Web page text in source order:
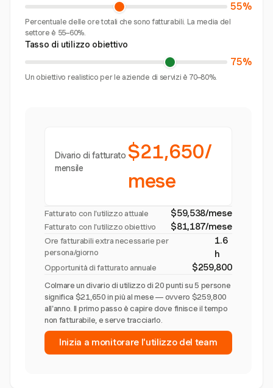
55%
Percentuale delle ore totali che sono fatturabili. La media del
settore è 55–60%.
Tasso di utilizzo obiettivo
75%
Un obiettivo realistico per le aziende di servizi è 70–80%.
Divario di fatturato
mensile
$21,650/
mese
Fatturato con l'utilizzo attuale $59,538/mese
Fatturato con l'utilizzo obiettivo $81,187/mese
Ore fatturabili extra necessarie per
persona/giorno
1.6
h
Opportunità di fatturato annuale $259,800
Colmare un divario di utilizzo di 20 punti su 5 persone
significa $21,650 in più al mese — ovvero $259,800
all'anno. Il primo passo è capire dove finisce il tempo
non fatturabile, e serve tracciarlo.
Inizia a monitorare l'utilizzo del team